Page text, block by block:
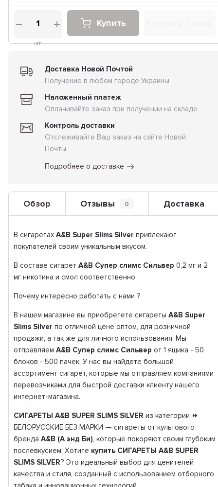
шт.
Купить
Доставка Новой Почтой
Получение в любом городе Украины
Наложенный платеж
Оплачивайте заказ при получении на складе
Контроль доставки
Отслеживайте Ваш заказ на сайте Новой
Почты
Подробнее о доставке
Обзор Отзывы 0 Доставка
В сигаретах A&B Super Slims Silver привлекают
покупателей своим уникальным вкусом.
В составе сигарет A&B Супер слимс Сильвер 0,2 мг и 2
мг никотина и смол соответственно.
Почему интересно работать с нами ?
В нашем магазине вы приобретете сигареты A&B Super
Slims Silver по отличной цене оптом, для розничной
продажи, а так же для личного использования. Мы
отправляем A&B Супер слимс Сильвер от 1 ящика - 50
блоков - 500 пачек. У нас вы найдете большой
ассортимент сигарет, которые мы отправляем компаниями
перевозчиками для быстрой доставки клиенту нашего
интернет-магазина.
СИГАРЕТЫ A&B SUPER SLIMS SILVER из категории ⏩
БЕЛОРУССКИЕ БЕЗ МАРКИ — сигареты от культового
бренда A&B (А энд Би), которые покоряют своим глубоким
послевкусием. Хотите купить СИГАРЕТЫ A&B SUPER
SLIMS SILVER? Это идеальный выбор для ценителей
качества и стиля, созданный с использованием отборного